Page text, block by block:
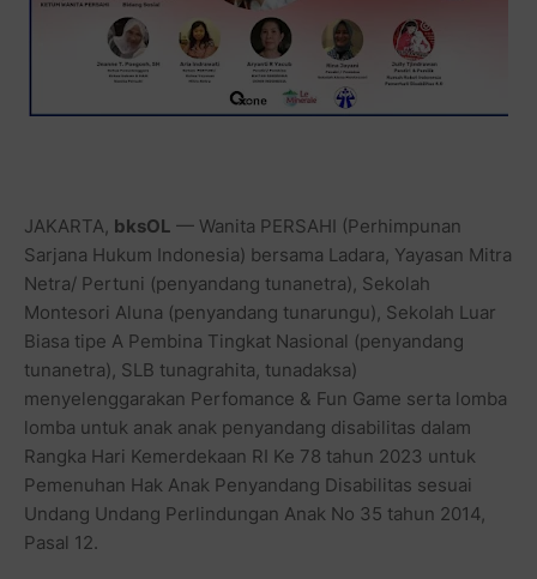
JAKARTA, bksOL — Wanita PERSAHI (Perhimpunan
Sarjana Hukum Indonesia) bersama Ladara, Yayasan Mitra
Netra/ Pertuni (penyandang tunanetra), Sekolah
Montesori Aluna (penyandang tunarungu), Sekolah Luar
Biasa tipe A Pembina Tingkat Nasional (penyandang
tunanetra), SLB tunagrahita, tunadaksa)
menyelenggarakan Perfomance & Fun Game serta lomba
lomba untuk anak anak penyandang disabilitas dalam
Rangka Hari Kemerdekaan RI Ke 78 tahun 2023 untuk
Pemenuhan Hak Anak Penyandang Disabilitas sesuai
Undang Undang Perlindungan Anak No 35 tahun 2014,
Pasal 12.